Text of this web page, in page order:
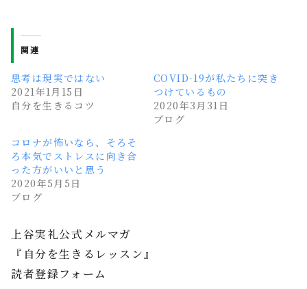
関連
思考は現実ではない
2021年1月15日
自分を生きるコツ
COVID-19が私たちに突き
つけているもの
2020年3月31日
ブログ
コロナが怖いなら、そろそ
ろ本気でストレスに向き合
った方がいいと思う
2020年5月5日
ブログ
上谷実礼公式メルマガ
『自分を生きるレッスン』
読者登録フォーム